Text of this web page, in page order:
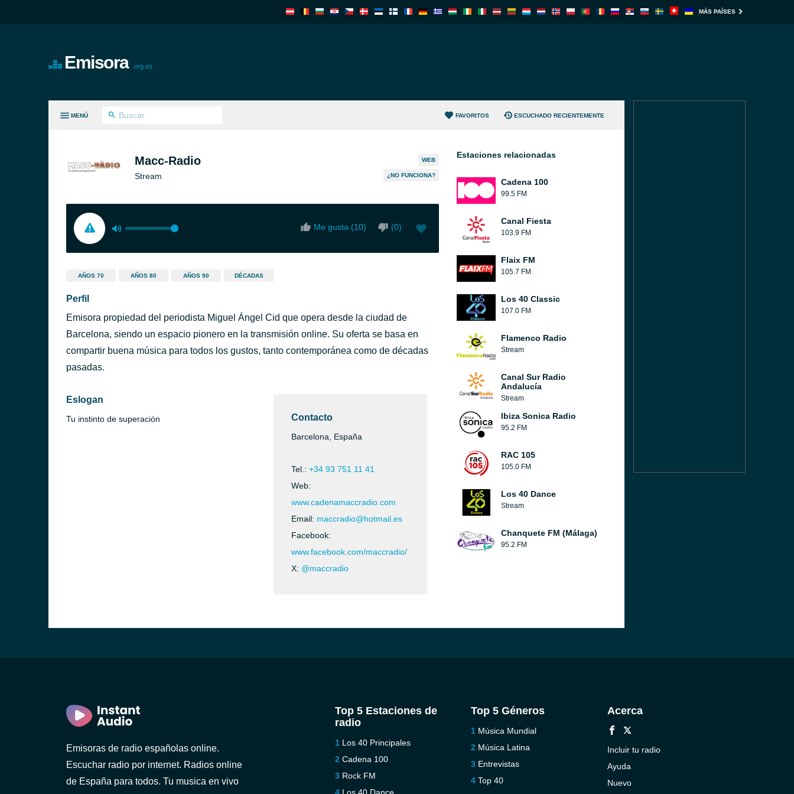
MÁS PAÍSES
Emisora .org.es
MENÚ FAVORITOS ESCUCHADO RECIENTEMENTE
Macc-Radio
Stream
WEB
¿NO FUNCIONA?
Me gusta (10) (0)
AÑOS 70 AÑOS 80 AÑOS 90 DÉCADAS
Perfil
Emisora propiedad del periodista Miguel Ángel Cid que opera desde la ciudad de
Barcelona, siendo un espacio pionero en la transmisión online. Su oferta se basa en
compartir buena música para todos los gustos, tanto contemporánea como de décadas
pasadas.
Eslogan
Tu instinto de superación Contacto
Barcelona, España
Tel.: +34 93 751 11 41
Web:
www.cadenamaccradio.com
Email: maccradio@hotmail.es
Facebook:
www.facebook.com/maccradio/
X: @maccradio
Estaciones relacionadas
Cadena 100
99.5 FM
Canal Fiesta
103.9 FM
Flaix FM
105.7 FM
Los 40 Classic
107.0 FM
Flamenco Radio
Stream
Canal Sur Radio
Andalucía
Stream
Ibiza Sonica Radio
95.2 FM
RAC 105
105.0 FM
Los 40 Dance
Stream
Chanquete FM (Málaga)
95.2 FM
Emisoras de radio españolas online.
Escuchar radio por internet. Radios online
de España para todos. Tu musica en vivo
Top 5 Estaciones de
radio
Los 40 Principales
Cadena 100
Rock FM
Top 5 Géneros
Música Mundial
Música Latina
Entrevistas
Top 40
Acerca
Incluir tu radio
Ayuda
Nuevo